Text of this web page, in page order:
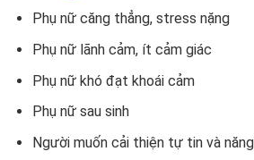
Phụ nữ căng thẳng, stress nặng
Phụ nữ lãnh cảm, ít cảm giác
Phụ nữ khó đạt khoái cảm
Phụ nữ sau sinh
Người muốn cải thiện tự tin và